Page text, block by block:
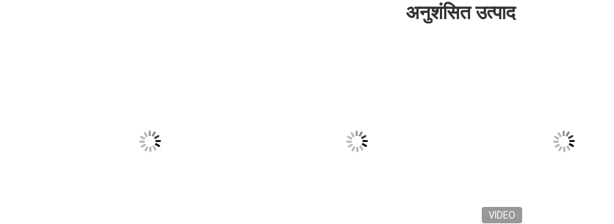
अनुशंसित उत्पाद
VIDEO